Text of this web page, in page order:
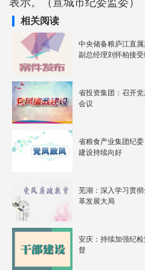
表示。（宣城市纪委监委）
相关阅读
中央储备粮庐江直属
副总经理刘怀柏接
省投资集团：召开
会议
省粮食产业集团纪
建设持续向好
芜湖：深入学习贯
革发展大局
安庆：持续加强纪
督